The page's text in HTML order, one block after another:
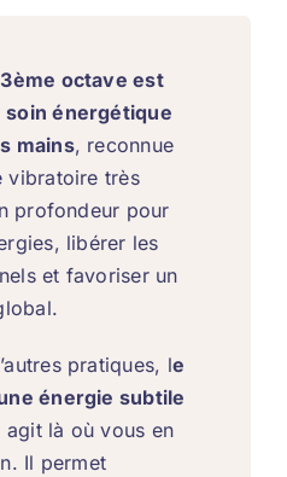
octave est
soin énergétique
mains, reconnue
vibratoire très
profondeur pour
libérer les
et favoriser un
pratiques, le
énergie subtile
agit là où vous en
Il permet